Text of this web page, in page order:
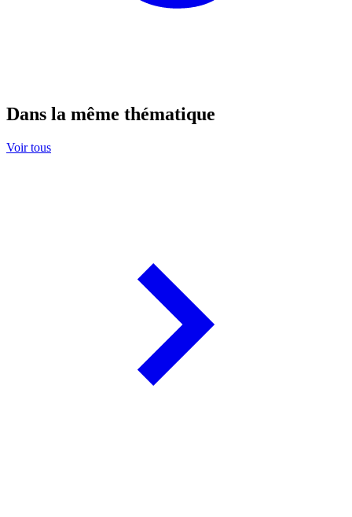
Dans la même thématique
Voir tous